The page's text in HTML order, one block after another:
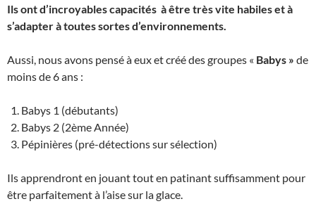
Ils ont d’incroyables capacités à être très vite habiles et à
s’adapter à toutes sortes d’environnements.
Aussi, nous avons pensé à eux et créé des groupes « Babys » de
moins de 6 ans :
Babys 1 (débutants)
Babys 2 (2ème Année)
Pépinières (pré-détections sur sélection)
Ils apprendront en jouant tout en patinant suffisamment pour
être parfaitement à l’aise sur la glace.